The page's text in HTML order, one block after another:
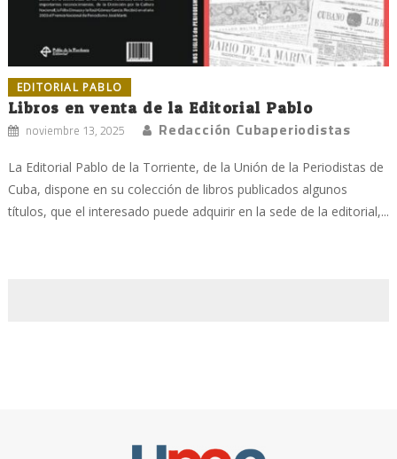
EDITORIAL PABLO
Libros en venta de la Editorial Pablo
noviembre 13, 2025 Redacción Cubaperiodistas
La Editorial Pablo de la Torriente, de la Unión de la Periodistas de
Cuba, dispone en su colección de libros publicados algunos
títulos, que el interesado puede adquirir en la sede de la editorial,...